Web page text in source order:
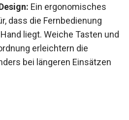
Ein ergonomisches
dass die Fernbedienung
liegt. Weiche Tasten und
erleichtern die
bei längeren Einsätzen